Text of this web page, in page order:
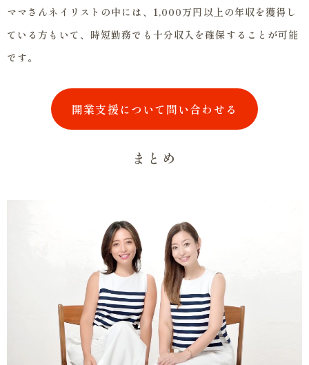
ママさんネイリストの中には、1,000万円以上の年収を獲得し
ている方もいて、時短勤務でも十分収入を確保することが可能
です。
開業支援について問い合わせる
まとめ